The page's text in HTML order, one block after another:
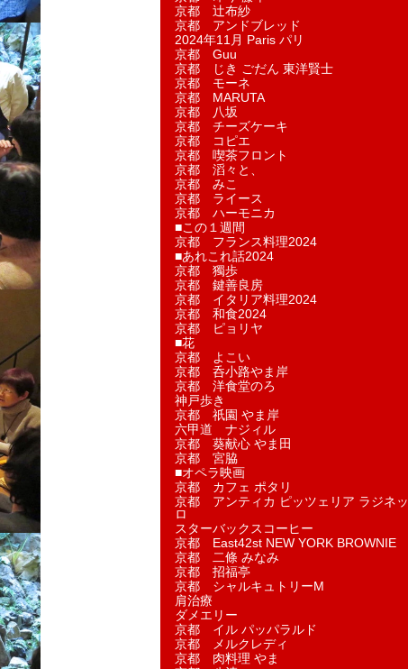
京都 辻布紗
京都 アンドブレッド
2024年11月 Paris パリ
京都 Guu
京都 じき ごだん 東洋賢士
京都 モーネ
京都 MARUTA
京都 八坂
京都 チーズケーキ
京都 コピエ
京都 喫茶フロント
京都 滔々と、
京都 みこ
京都 ライース
京都 ハーモニカ
■この１週間
京都 フランス料理2024
■あれこれ話2024
京都 獨歩
京都 鍵善良房
京都 イタリア料理2024
京都 和食2024
京都 ピョリヤ
■花
京都 よこい
京都 呑小路やま岸
京都 洋食堂のろ
神戸歩き
京都 祇園 やま岸
六甲道 ナジィル
京都 葵献心 やま田
京都 宮脇
■オペラ映画
京都 カフェ ポタリ
京都 アンティカ ピッツェリア ラジネッ
ロ
スターバックスコーヒー
京都 East42st NEW YORK BROWNIE
京都 二條 みなみ
京都 招福亭
京都 シャルキュトリーM
肩治療
ダメエリー
京都 イル パッパラルド
京都 メルクレディ
京都 肉料理 やま